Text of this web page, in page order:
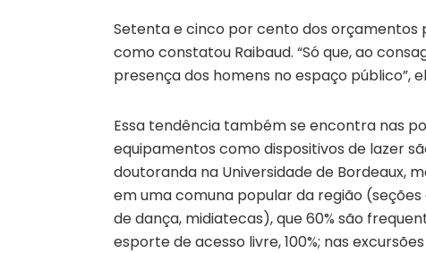
Setenta e cinco por cento dos orçamentos
como constatou Raibaud. “Só que, ao
presença dos homens no espaço público”,
Essa tendência também se encontra nas
equipamentos como dispositivos de lazer
doutoranda na Universidade de Bordeaux,
em uma comuna popular da região
de dança, midiatecas), que 60% são
esporte de acesso livre, 100%; nas